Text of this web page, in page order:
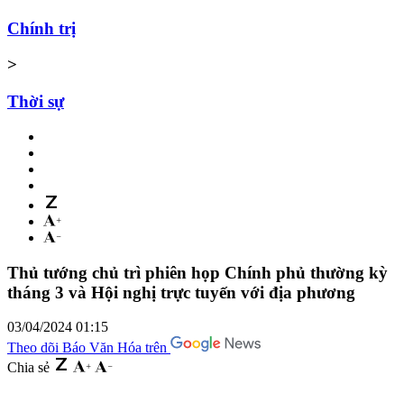
Chính trị
>
Thời sự
Thủ tướng chủ trì phiên họp Chính phủ thường kỳ
tháng 3 và Hội nghị trực tuyến với địa phương
03/04/2024 01:15
Theo dõi Báo Văn Hóa trên
Chia sẻ